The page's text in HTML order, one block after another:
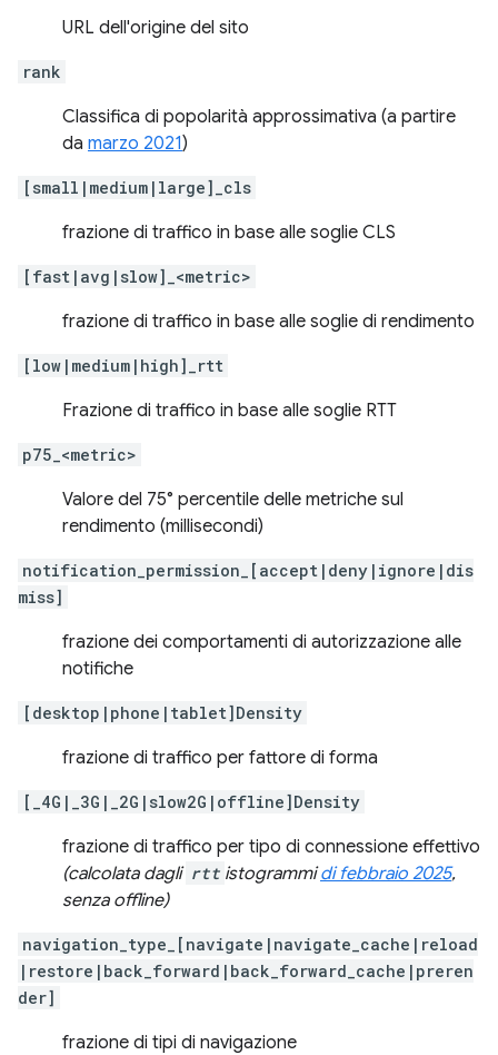
URL dell'origine del sito
rank
Classifica di popolarità approssimativa (a partire
da marzo 2021)
[small|medium|large]_cls
frazione di traffico in base alle soglie CLS
[fast|avg|slow]_<metric>
frazione di traffico in base alle soglie di rendimento
[low|medium|high]_rtt
Frazione di traffico in base alle soglie RTT
p75_<metric>
Valore del 75° percentile delle metriche sul
rendimento (millisecondi)
notification_permission_[accept|deny|ignore|dis
miss]
frazione dei comportamenti di autorizzazione alle
notifiche
[desktop|phone|tablet]Density
frazione di traffico per fattore di forma
[_4G|_3G|_2G|slow2G|offline]Density
frazione di traffico per tipo di connessione effettivo
(calcolata dagli rtt istogrammidi febbraio 2025,
senza offline)
navigation_type_[navigate|navigate_cache|reload
|restore|back_forward|back_forward_cache|preren
der]
frazione di tipi di navigazione